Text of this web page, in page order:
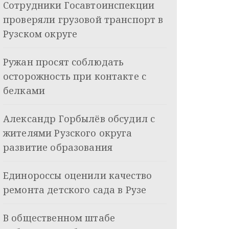
Сотрудники Госавтоинспекции
проверяли грузовой транспорт в
Рузском округе
Ружан просят соблюдать
осторожность при контакте с
белками
Александр Горбылёв обсудил с
жителями Рузского округа
развитие образования
Единороссы оценили качество
ремонта детского сада в Рузе
В общественном штабе